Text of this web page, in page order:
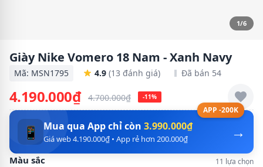
1/6
Giày Nike Vomero 18 Nam - Xanh Navy
Mã: MSN1795 4.9 (13 đánh giá) Đã bán 54
4.190.000₫ 4.700.000₫ -11%
APP -200K
→
📱 Mua qua App chỉ còn 3.990.000₫
Giá web 4.190.000₫ • App rẻ hơn 200.000₫
Màu sắc 11 lựa chọn